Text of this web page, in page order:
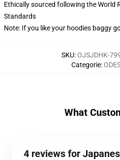
Ethically sourced following the World
Standards
Note: If you like your hoodies baggy
SKU:OJSJDHK-
Categorie:
What
4 reviews for